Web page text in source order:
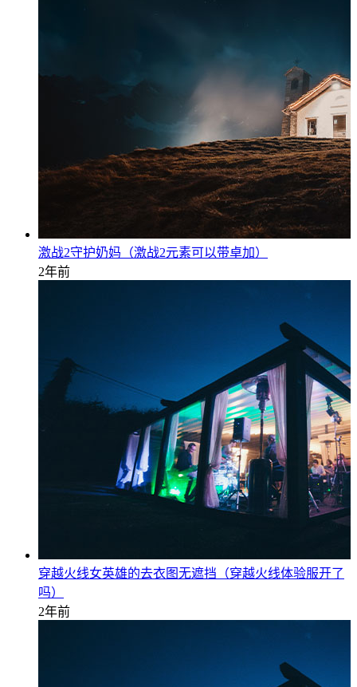
激战2守护奶妈（激战2元素可以带卓加）
2年前
穿越火线女英雄的去衣图无遮挡（穿越火线体验服开了
吗）
2年前